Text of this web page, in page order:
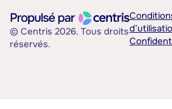
© Centris 2026. Tous droits
réservés.